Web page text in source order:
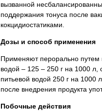
вызванной
поддержания тонуса после
кокцидиостатиками.
Дозы и способ применения
Применяют перорально путем
водой – 125 – 250 г на 1000 л,
питьевой водой 250 г на 1000
после внедрения продукта
Побочные действия